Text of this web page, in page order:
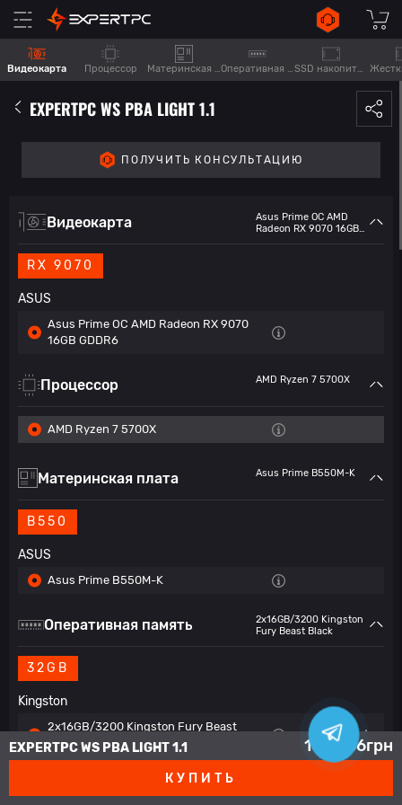
EXPERTPC WS PBA LIGHT 1.1 100 236грн
КУПИТЬ
Видеокарта Процессор Материнская плата Оперативная память SSD накопитель
EXPERTPC WS PBA LIGHT 1.1
ПОЛУЧИТЬ КОНСУЛЬТАЦИЮ
Видеокарта
Asus Prime OC AMD
Radeon RX 9070 16GB
RX 9070
ASUS
Asus Prime OC AMD Radeon RX 9070
16GB GDDR6
Процессор AMD Ryzen 7 5700X
AMD Ryzen 7 5700X
Материнская плата Asus Prime B550M-K
B550
ASUS
Asus Prime B550M-K
Оперативная память
2x16GB/3200 Kingston
Fury Beast Black
32GB
Kingston
2x16GB/3200 Kingston Fury Beast
Black
1